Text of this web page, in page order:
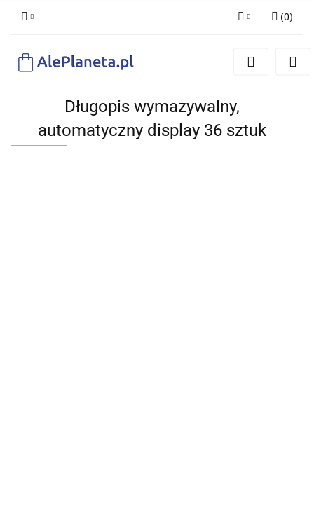
Zaloguj się
(0)
Długopis wymazywalny,
automatyczny display 36 sztuk